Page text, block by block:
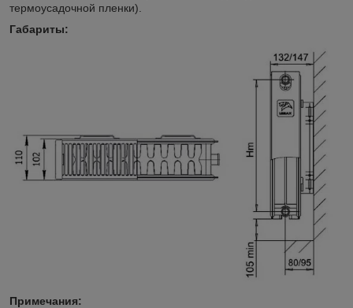
термоусадочной пленки).
Габариты:
Примечания: